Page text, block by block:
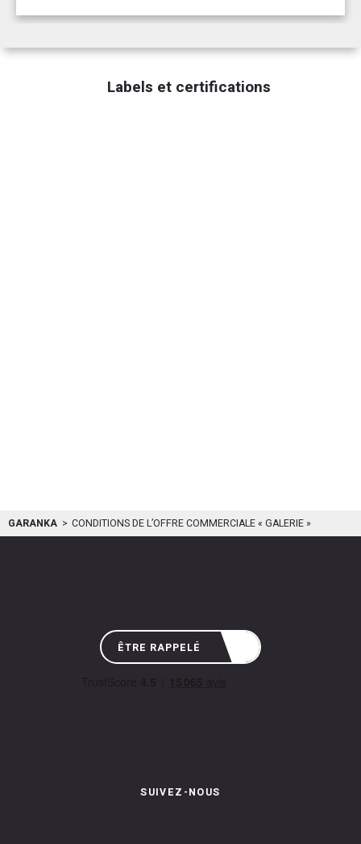
Labels et certifications
GARANKA CONDITIONS DE L’OFFRE COMMERCIALE « GALERIE »
ÊTRE RAPPELÉ
SUIVEZ-NOUS